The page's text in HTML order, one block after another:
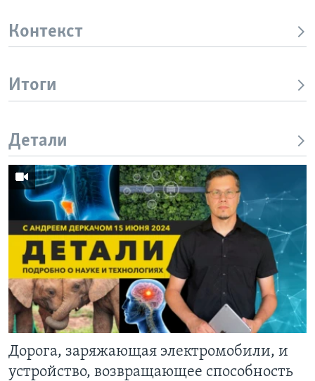
Контекст
Итоги
Детали
Дорога, заряжающая электромобили, и
устройство, возвращающее способность